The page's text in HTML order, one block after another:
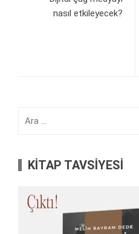
nasıl etkileyecek?
KİTAP TAVSİYESİ